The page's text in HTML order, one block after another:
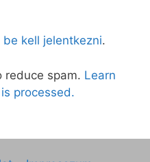
be kell jelentkezni.
reduce spam. Learn
processed.